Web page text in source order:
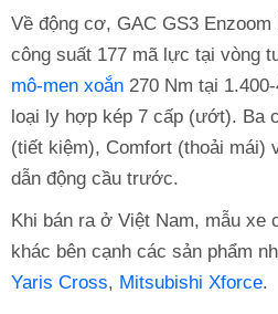
Về động cơ, GAC GS3
công suất 177 mã lực tại vòng
mô-men xoắn 270 Nm tại
loại ly hợp kép 7 cấp (ướt). Ba
(tiết kiệm), Comfort (thoải mái)
dẫn động cầu trước.
Khi bán ra ở Việt Nam, mẫu xe
khác bên cạnh các sản phẩm
Yaris Cross, Mitsubishi Xforce.